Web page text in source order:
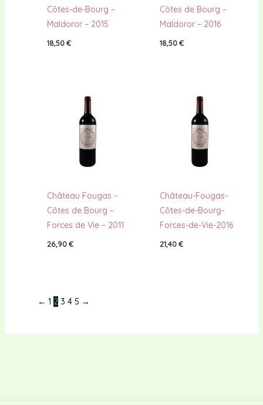
Côtes-de-Bourg –
Maldoror – 2015
18,50€
Côtes de Bourg –
Maldoror – 2016
18,50€
Château Fougas –
Côtes de Bourg –
Forces de Vie – 2011
26,90€
Château-Fougas-
Côtes-de-Bourg-
Forces-de-Vie-2016
21,40€
← 1 2 3 4 5 →